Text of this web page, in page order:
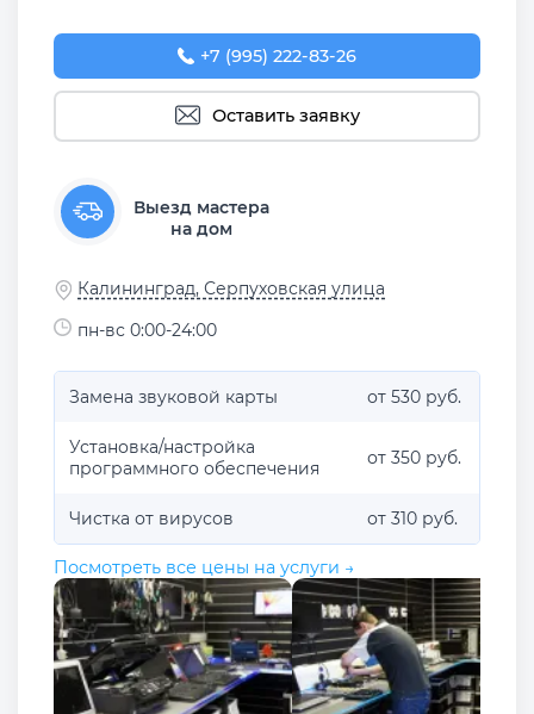
+7 (995) 222-83-26
Оставить заявку
Выезд мастера
на дом
Калининград, Серпуховская улица
пн-вс 0:00-24:00
Замена звуковой карты от 530 руб.
Установка/настройка
программного обеспечения
от 350 руб.
Чистка от вирусов от 310 руб.
Посмотреть все цены на услуги →